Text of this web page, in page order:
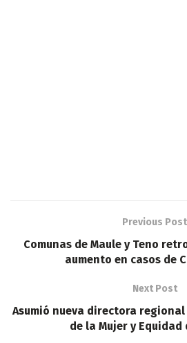
Previous Post
Comunas de Maule y Teno
aumento en casos de
Next Post
Asumió nueva directora
de la Mujer y Equidad